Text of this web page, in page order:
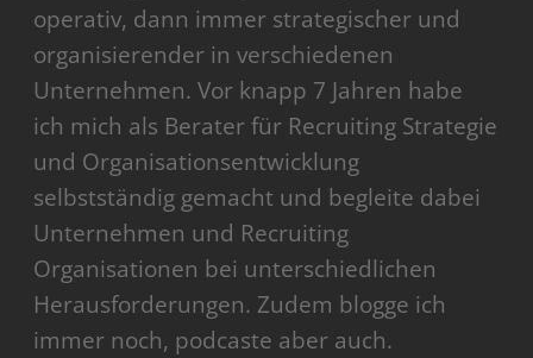
operativ, dann immer strategischer und
organisierender in verschiedenen
Unternehmen. Vor knapp 7 Jahren habe
ich mich als Berater für Recruiting Strategie
und Organisationsentwicklung
selbstständig gemacht und begleite dabei
Unternehmen und Recruiting
Organisationen bei unterschiedlichen
Herausforderungen. Zudem blogge ich
immer noch, podcaste aber auch.